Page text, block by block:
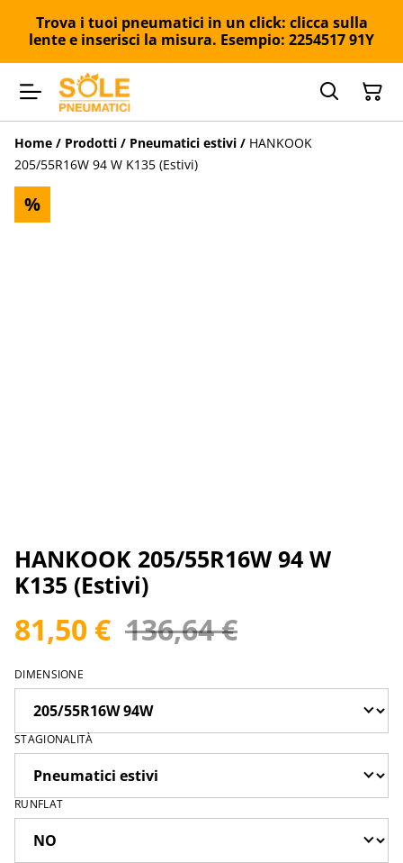
Trova i tuoi pneumatici in un click: clicca sulla
lente e inserisci la misura. Esempio: 2254517 91Y
Home / Prodotti / Pneumatici estivi / HANKOOK
205/55R16W 94 W K135 (Estivi)
%
HANKOOK 205/55R16W 94 W
K135 (Estivi)
81,50 € 136,64 €
DIMENSIONE
STAGIONALITÀ
RUNFLAT